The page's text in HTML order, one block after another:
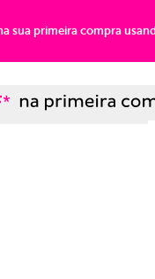
sua primeira compra